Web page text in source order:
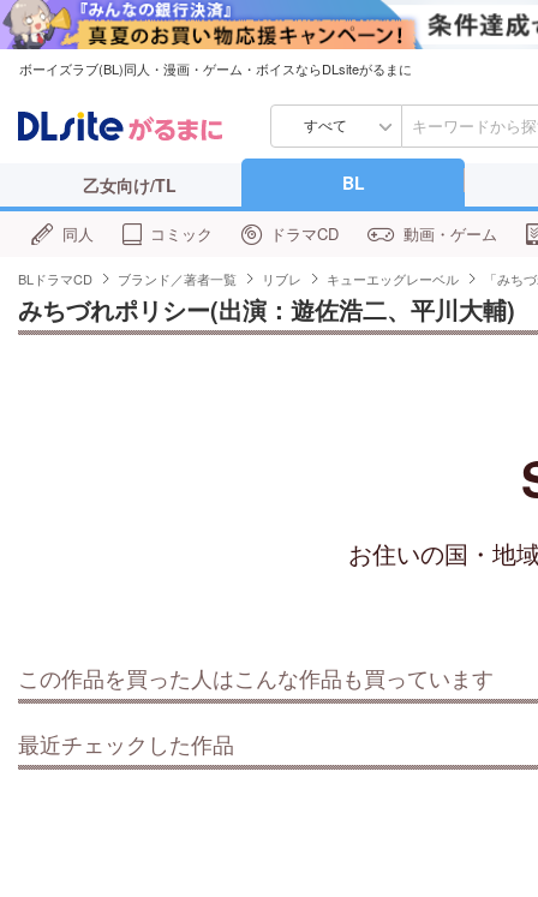
ボーイズラブ(BL)同人・漫画・ゲーム・ボイスならDLsiteがるまに
すべて
乙女向け/TL BL
同人 コミック ドラマCD 動画・ゲーム
BLドラマCD ブランド／著者一覧 リブレ キューエッグレーベル 「みち
みちづれポリシー(出演：遊佐浩二、平川大輔)
お住いの国・地
この作品を買った人はこんな作品も買っています
最近チェックした作品